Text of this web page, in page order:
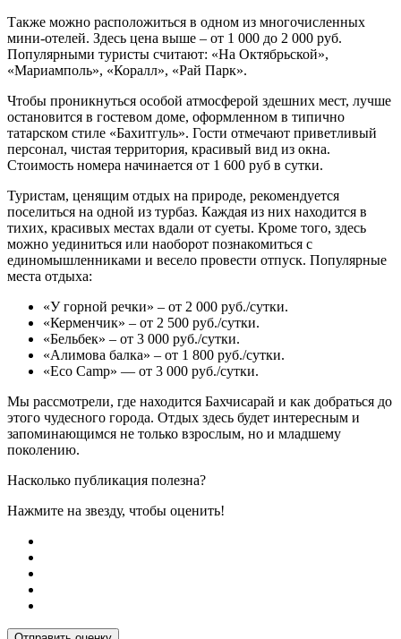
Также можно расположиться в одном из многочисленных
мини-отелей. Здесь цена выше – от 1 000 до 2 000 руб.
Популярными туристы считают: «На Октябрьской»,
«Мариамполь», «Коралл», «Рай Парк».
Чтобы проникнуться особой атмосферой здешних мест, лучше
остановится в гостевом доме, оформленном в типично
татарском стиле «Бахитгуль». Гости отмечают приветливый
персонал, чистая территория, красивый вид из окна.
Стоимость номера начинается от 1 600 руб в сутки.
Туристам, ценящим отдых на природе, рекомендуется
поселиться на одной из турбаз. Каждая из них находится в
тихих, красивых местах вдали от суеты. Кроме того, здесь
можно уединиться или наоборот познакомиться с
единомышленниками и весело провести отпуск. Популярные
места отдыха:
«У горной речки» – от 2 000 руб./сутки.
«Керменчик» – от 2 500 руб./сутки.
«Бельбек» – от 3 000 руб./сутки.
«Алимова балка» – от 1 800 руб./сутки.
«Eco Camp» — от 3 000 руб./сутки.
Мы рассмотрели, где находится Бахчисарай и как добраться до
этого чудесного города. Отдых здесь будет интересным и
запоминающимся не только взрослым, но и младшему
поколению.
Насколько публикация полезна?
Нажмите на звезду, чтобы оценить!